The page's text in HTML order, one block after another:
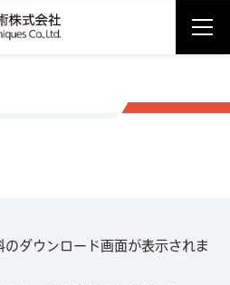
ダウンロード画面が表示されま